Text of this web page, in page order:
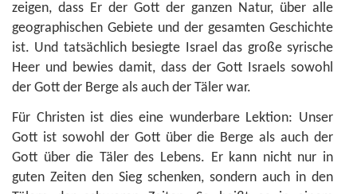
zeigen, dass Er der Gott der ganzen Natur, über alle
geographischen Gebiete und der gesamten Geschichte
ist. Und tatsächlich besiegte Israel das große syrische
Heer und bewies damit, dass der Gott Israels sowohl
der Gott der Berge als auch der Täler war.
Für Christen ist dies eine wunderbare Lektion: Unser
Gott ist sowohl der Gott über die Berge als auch der
Gott über die Täler des Lebens. Er kann nicht nur in
guten Zeiten den Sieg schenken, sondern auch in den